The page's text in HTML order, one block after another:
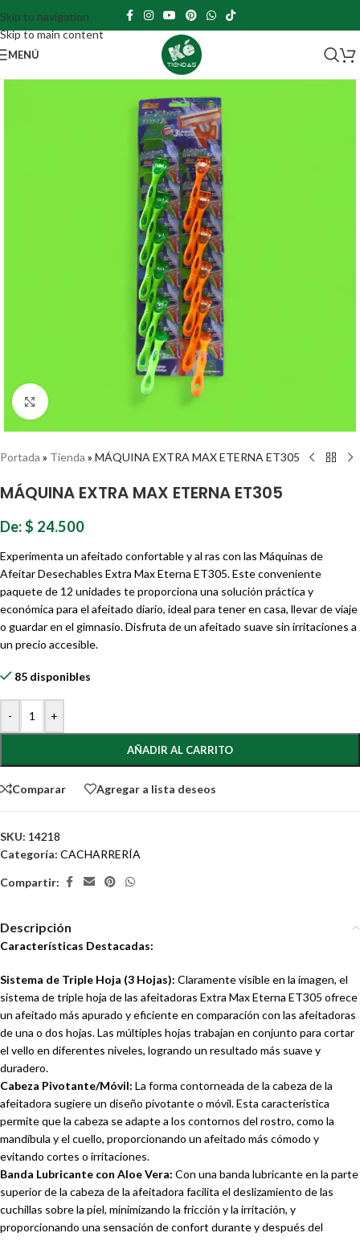
Skip to navigation
Skip to main content
MENÚ
Haz clic para ampliar
Portada » Tienda » MÁQUINA EXTRA MAX ETERNA ET305
MÁQUINA EXTRA MAX ETERNA ET305
De:$ 24.500
Experimenta un afeitado confortable y al ras con las Máquinas de
Afeitar Desechables Extra Max Eterna ET305. Este conveniente
paquete de 12 unidades te proporciona una solución práctica y
económica para el afeitado diario, ideal para tener en casa, llevar de viaje
o guardar en el gimnasio. Disfruta de un afeitado suave sin irritaciones a
un precio accesible.
85 disponibles
- +
AÑADIR AL CARRITO
Comparar Agregar a lista deseos
SKU: 14218
Categoría: CACHARRERÍA
Compartir:
Descripción
Características Destacadas:
Sistema de Triple Hoja (3 Hojas): Claramente visible en la imagen, el
sistema de triple hoja de las afeitadoras Extra Max Eterna ET305 ofrece
un afeitado más apurado y eficiente en comparación con las afeitadoras
de una o dos hojas. Las múltiples hojas trabajan en conjunto para cortar
el vello en diferentes niveles, logrando un resultado más suave y
duradero.
Cabeza Pivotante/Móvil: La forma contorneada de la cabeza de la
afeitadora sugiere un diseño pivotante o móvil. Esta característica
permite que la cabeza se adapte a los contornos del rostro, como la
mandíbula y el cuello, proporcionando un afeitado más cómodo y
evitando cortes o irritaciones.
Banda Lubricante con Aloe Vera: Con una banda lubricante en la parte
superior de la cabeza de la afeitadora facilita el deslizamiento de las
cuchillas sobre la piel, minimizando la fricción y la irritación, y
proporcionando una sensación de confort durante y después del